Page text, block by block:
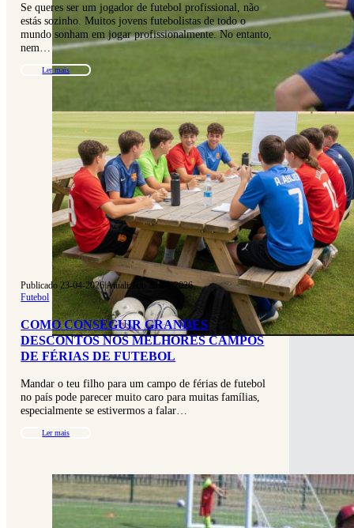
Se queres ser um jogador de futebol profissional, não
estás sozinho. Muitos jovens futebolistas de todo o
mundo sonham em jogar profissionalmente. No entanto,
nem…
Ler mais
Publicado 23-04-2026|Atualizado 23-04-2026
Futebol
COMO CONSEGUIR GRANDES
DESCONTOS NOS MELHORES CAMPOS
DE FÉRIAS DE FUTEBOL
Mandar o teu filho para um campo de férias de futebol
no país pode parecer muito caro para muitas famílias,
especialmente se estivermos a falar…
Ler mais